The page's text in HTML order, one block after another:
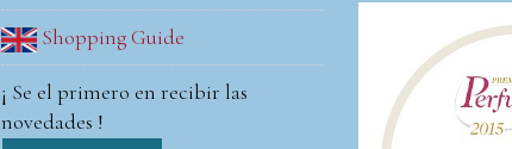
Shopping Guide
¡ Se el primero en recibir las
novedades !